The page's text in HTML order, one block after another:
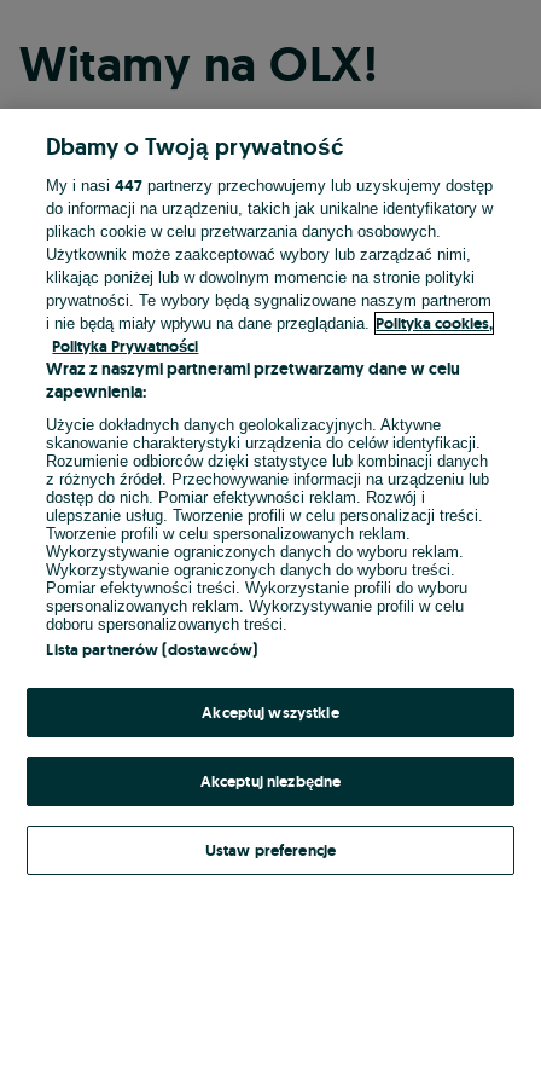
Witamy na OLX!
Kontynuuj przez Facebooka
Kontynuuj przez konto Apple
Kontynuuj przez konto Google
LUB
E-mail
Hasło
Kontynuując za pośrednictwem jednego z dostawców wskazanych powyżej,
Regulamin serwisu OLX.pl w jego aktualnym brzmieniu.
Dbamy o Twoją prywatność
My i nasi447 partnerzy przechowujemy lub uzyskujemy dostęp
do informacji na urządzeniu, takich jak unikalne identyfikatory w
plikach cookie w celu przetwarzania danych osobowych.
Użytkownik może zaakceptować wybory lub zarządzać nimi,
klikając poniżej lub w dowolnym momencie na stronie polityki
prywatności. Te wybory będą sygnalizowane naszym partnerom
i nie będą miały wpływu na dane przeglądania.
Polityka cookies,
Polityka Prywatności
Wraz z naszymi partnerami przetwarzamy dane w celu
zapewnienia:
Użycie dokładnych danych geolokalizacyjnych. Aktywne
skanowanie charakterystyki urządzenia do celów identyfikacji.
Rozumienie odbiorców dzięki statystyce lub kombinacji danych
z różnych źródeł. Przechowywanie informacji na urządzeniu lub
dostęp do nich. Pomiar efektywności reklam. Rozwój i
ulepszanie usług. Tworzenie profili w celu personalizacji treści.
Tworzenie profili w celu spersonalizowanych reklam.
Wykorzystywanie ograniczonych danych do wyboru reklam.
Wykorzystywanie ograniczonych danych do wyboru treści.
Pomiar efektywności treści. Wykorzystanie profili do wyboru
spersonalizowanych reklam. Wykorzystywanie profili w celu
doboru spersonalizowanych treści.
Lista partnerów (dostawców)
Akceptuj wszystkie
Akceptuj niezbędne
Ustaw preferencje